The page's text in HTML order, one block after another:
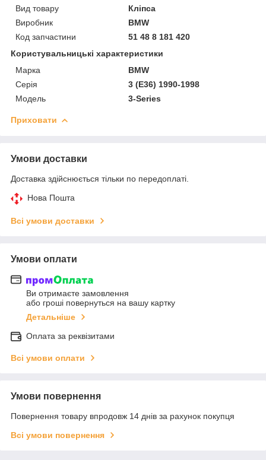
Вид товару
Кліпса
Виробник
BMW
Код запчастини
51 48 8 181 420
Користувальницькі характеристики
Марка
BMW
Серія
3 (E36) 1990-1998
Модель
3-Series
Приховати
Умови доставки
Доставка здійснюється тільки по передоплаті.
Нова Пошта
Всі умови доставки
Умови оплати
Ви отримаєте замовлення
або гроші повернуться на вашу картку
Детальніше
Оплата за реквізитами
Всі умови оплати
Умови повернення
Повернення товару впродовж 14 днів за рахунок покупця
Всі умови повернення